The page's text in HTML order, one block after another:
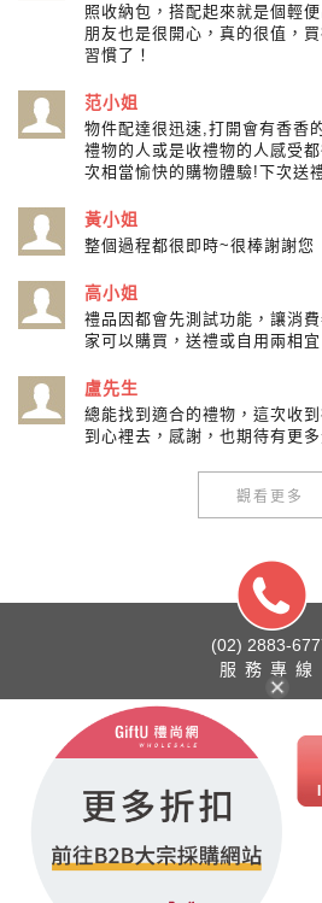
照收納包，搭配起來就是個輕
朋友也是很開心，真的很值，
習慣了！
范小姐
物件配達很迅速,打開會有香香
禮物的人或是收禮物的人感受
次相當愉快的購物體驗!下次送
黃小姐
整個過程都很即時~很棒謝謝您
高小姐
禮品因都會先測試功能，讓消
家可以購買，送禮或自用兩相宜
盧先生
總能找到適合的禮物，這次收
到心裡去，感謝，也期待有更
觀看更多
(02) 2883-
服務專線